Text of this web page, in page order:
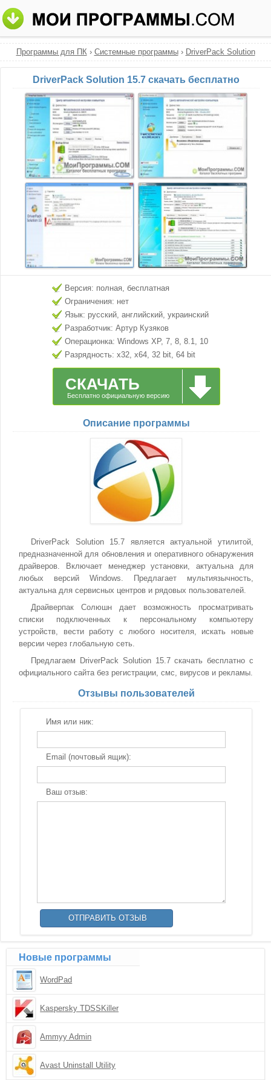
Программы для ПК› Системные программы› DriverPack Solution
DriverPack Solution 15.7 скачать бесплатно
Версия: полная, бесплатная
Ограничения: нет
Язык: русский, английский, украинский
Разработчик: Артур Кузяков
Операционка: Windows XP, 7, 8, 8.1, 10
Разрядность: x32, x64, 32 bit, 64 bit
СКАЧАТЬ
Бесплатно официальную версию
Описание программы
DriverPack Solution 15.7 является актуальной утилитой,
предназначенной для обновления и оперативного обнаружения
драйверов. Включает менеджер установки, актуальна для
любых версий Windows. Предлагает мультиязычность,
актуальна для сервисных центров и рядовых пользователей.
Драйверпак Солюшн дает возможность просматривать
списки подключенных к персональному компьютеру
устройств, вести работу с любого носителя, искать новые
версии через глобальную сеть.
Предлагаем DriverPack Solution 15.7 скачать бесплатно с
официального сайта без регистрации, смс, вирусов и рекламы.
Отзывы пользователей
Имя или ник:
Email (почтовый ящик):
Ваш отзыв:
Новые программы
WordPad
Kaspersky TDSSKiller
Ammyy Admin
Avast Uninstall Utility